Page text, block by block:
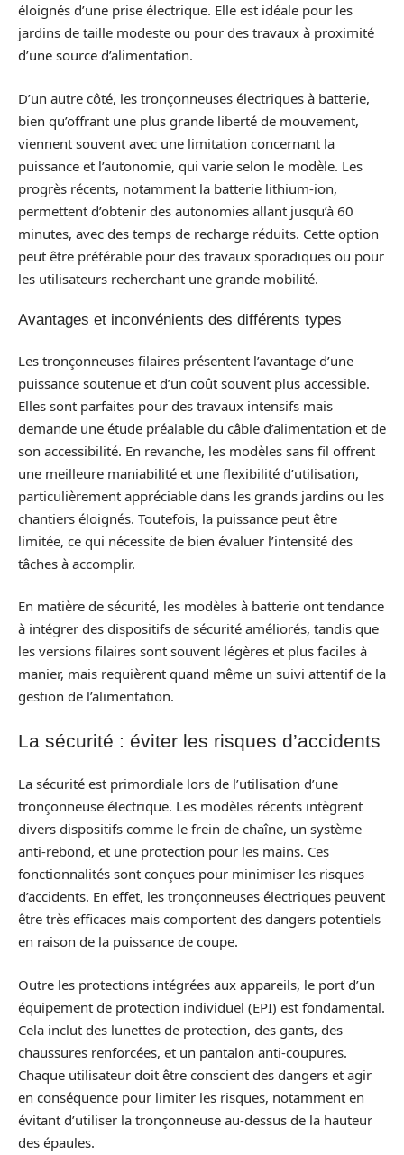
éloignés d’une prise électrique. Elle est idéale pour les
jardins de taille modeste ou pour des travaux à proximité
d’une source d’alimentation.
D’un autre côté, les tronçonneuses électriques à batterie,
bien qu’offrant une plus grande liberté de mouvement,
viennent souvent avec une limitation concernant la
puissance et l’autonomie, qui varie selon le modèle. Les
progrès récents, notamment la batterie lithium-ion,
permettent d’obtenir des autonomies allant jusqu’à 60
minutes, avec des temps de recharge réduits. Cette option
peut être préférable pour des travaux sporadiques ou pour
les utilisateurs recherchant une grande mobilité.
Avantages et inconvénients des différents types
Les tronçonneuses filaires présentent l’avantage d’une
puissance soutenue et d’un coût souvent plus accessible.
Elles sont parfaites pour des travaux intensifs mais
demande une étude préalable du câble d’alimentation et de
son accessibilité. En revanche, les modèles sans fil offrent
une meilleure maniabilité et une flexibilité d’utilisation,
particulièrement appréciable dans les grands jardins ou les
chantiers éloignés. Toutefois, la puissance peut être
limitée, ce qui nécessite de bien évaluer l’intensité des
tâches à accomplir.
En matière de sécurité, les modèles à batterie ont tendance
à intégrer des dispositifs de sécurité améliorés, tandis que
les versions filaires sont souvent légères et plus faciles à
manier, mais requièrent quand même un suivi attentif de la
gestion de l’alimentation.
La sécurité : éviter les risques d’accidents
La sécurité est primordiale lors de l’utilisation d’une
tronçonneuse électrique. Les modèles récents intègrent
divers dispositifs comme le frein de chaîne, un système
anti-rebond, et une protection pour les mains. Ces
fonctionnalités sont conçues pour minimiser les risques
d’accidents. En effet, les tronçonneuses électriques peuvent
être très efficaces mais comportent des dangers potentiels
en raison de la puissance de coupe.
Outre les protections intégrées aux appareils, le port d’un
équipement de protection individuel (EPI) est fondamental.
Cela inclut des lunettes de protection, des gants, des
chaussures renforcées, et un pantalon anti-coupures.
Chaque utilisateur doit être conscient des dangers et agir
en conséquence pour limiter les risques, notamment en
évitant d’utiliser la tronçonneuse au-dessus de la hauteur
des épaules.